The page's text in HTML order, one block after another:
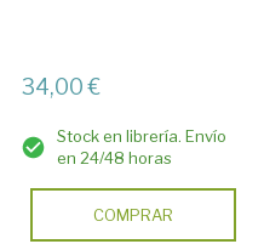
34,00 €
Stock en librería. Envío
en 24/48 horas
COMPRAR